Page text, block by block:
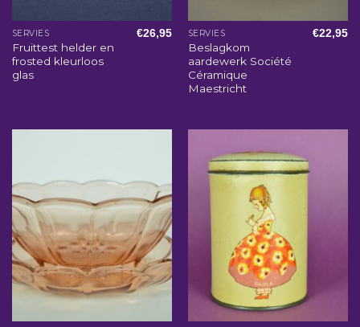
SERVIES
Fruittest helder en
frosted kleurloos
glas
€26,95 SERVIES
Beslagkom
aardewerk Société
Céramique
Maestricht
€22,95